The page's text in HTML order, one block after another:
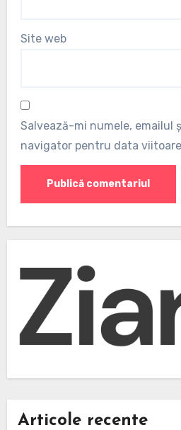
Site web
Salvează-mi numele, emailul
navigator pentru data
Articole recente